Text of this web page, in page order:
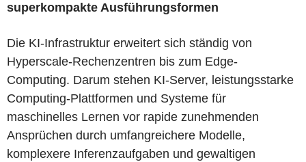
superkompakte Ausführungsformen
Die KI-Infrastruktur erweitert sich ständig von
Hyperscale-Rechenzentren bis zum Edge-
Computing. Darum stehen KI-Server, leistungsstarke
Computing-Plattformen und Systeme für
maschinelles Lernen vor rapide zunehmenden
Ansprüchen durch umfangreichere Modelle,
komplexere Inferenzaufgaben und gewaltigen